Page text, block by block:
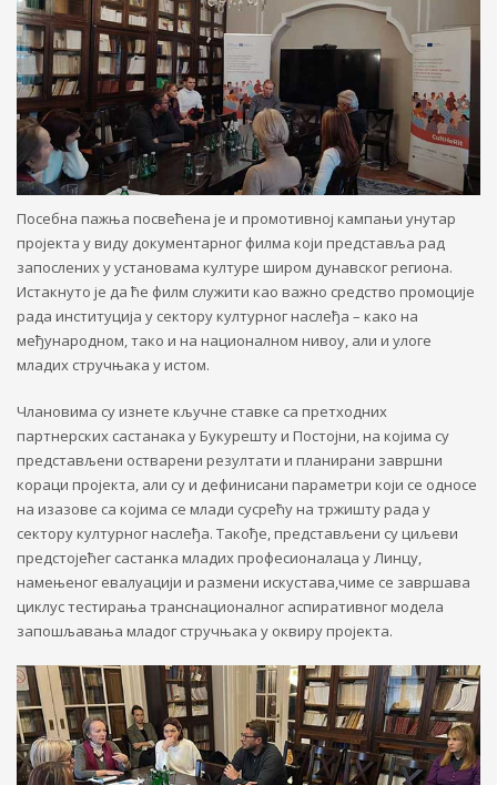
Посебна пажња посвећена је и промотивној кампањи унутар
пројекта у виду документарног филма који представља рад
запослених у установама културе широм дунавског региона.
Истакнуто је да ће филм служити као важно средство промоције
рада институција у сектору културног наслеђа – како на
међународном, тако и на националном нивоу, али и улоге
младих стручњака у истом.
Члановима су изнете кључне ставке са претходних
партнерских састанака у Букурешту и Постојни, на којима су
представљени остварени резултати и планирани завршни
кораци пројекта, али су и дефинисани параметри који се односе
на изазове са којима се млади сусрећу на тржишту рада у
сектору културног наслеђа. Такође, представљени су циљеви
предстојећег састанка младих професионалаца у Линцу,
намењеног евалуацији и размени искустава,чиме се завршава
циклус тестирања транснационалног аспиративног модела
запошљавања младог стручњака у оквиру пројекта.